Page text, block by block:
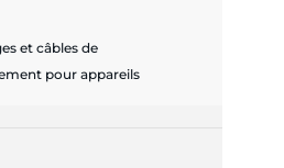
et câbles de
pour appareils